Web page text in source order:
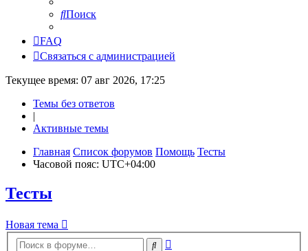
Поиск
FAQ
Связаться с администрацией
Текущее время: 07 авг 2026, 17:25
Темы без ответов
|
Активные темы
Главная Список форумов Помощь Тесты
Часовой пояс: UTC+04:00
Тесты
Новая
тема
Новая тема
Поиск